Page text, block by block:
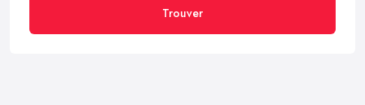
Trouver